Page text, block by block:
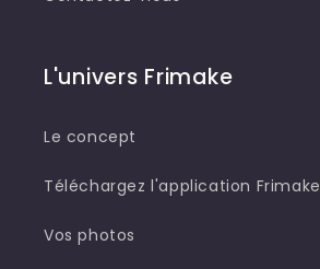
L'univers Frimake
Le concept
Téléchargez l'application Frimake
Vos photos